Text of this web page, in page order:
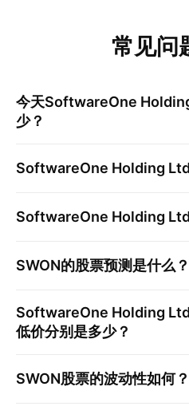
常见问
今天SoftwareOne
少？
SoftwareOne Holding
SoftwareOne Holding
SWON的股票预测是什么？
SoftwareOne Holding
低价分别是多少？
SWON股票的波动性如何？